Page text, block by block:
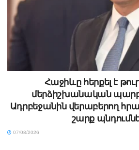
Հաջիևը հերքել է
մերձիշխանական
Ադրբեջանին վերաբերող
շարք
07/08/2026